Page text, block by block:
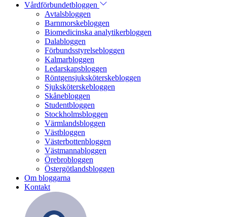
Vårdförbundetbloggen
Avtalsbloggen
Barnmorskebloggen
Biomedicinska analytikerbloggen
Dalabloggen
Förbundsstyrelsebloggen
Kalmarbloggen
Ledarskapsbloggen
Röntgensjuksköterskebloggen
Sjuksköterskebloggen
Skånebloggen
Studentbloggen
Stockholmsbloggen
Värmlandsbloggen
Västbloggen
Västerbottenbloggen
Västmannabloggen
Örebrobloggen
Östergötlandsbloggen
Om bloggarna
Kontakt